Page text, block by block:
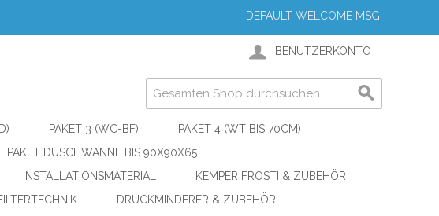
DEFAULT WELCOME MSG!
BENUTZERKONTO
PAKET 3 (WC-BF)
PAKET 4 (WT BIS 70CM)
PAKET DUSCHWANNE BIS 90X90X65
INSTALLATIONSMATERIAL
KEMPER FROSTI & ZUBEHÖR
DRUCKMINDERER & ZUBEHÖR